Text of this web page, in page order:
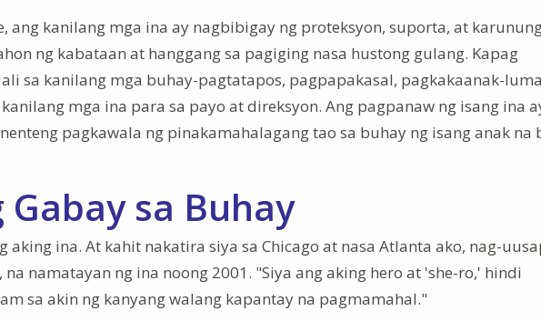
ang kanilang mga ina ay nagbibigay ng proteksyon, suporta, at
ng kabataan at hanggang sa pagiging nasa hustong gulang. Kapag
sa kanilang mga buhay-pagtatapos, pagpapakasal, pagkakaanak-
mga ina para sa payo at direksyon. Ang pagpanaw ng isang ina
pagkawala ng pinakamahalagang tao sa buhay ng isang anak na
sa Buhay
ina. At kahit nakatira siya sa Chicago at nasa Atlanta ako, nag-
namatayan ng ina noong 2001. "Siya ang aking hero at 'she-ro,' hindi
sa akin ng kanyang walang kapantay na pagmamahal."